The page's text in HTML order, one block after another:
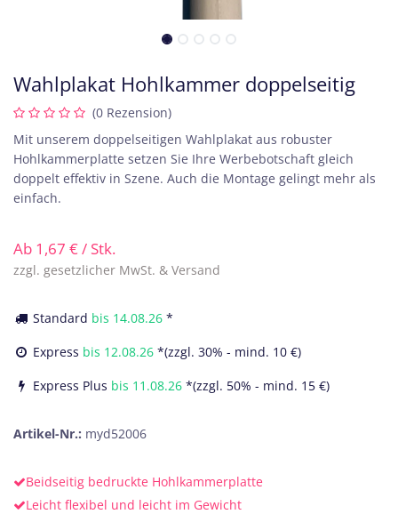
Wahlplakat Hohlkammer doppelseitig
(0 Rezension)
Mit unserem doppelseitigen Wahlplakat aus robuster
Hohlkammerplatte setzen Sie Ihre Werbebotschaft gleich
doppelt effektiv in Szene. Auch die Montage gelingt mehr als
einfach.
Ab 1,67 €/ Stk.
zzgl. gesetzlicher MwSt. & Versand
Standard bis 14.08.26 *
Express bis 12.08.26 *(zzgl. 30% - mind. 10 €)
Express Plus bis 11.08.26 *(zzgl. 50% - mind. 15 €)
Artikel-Nr.: myd52006
Beidseitig bedruckte Hohlkammerplatte
Leicht flexibel und leicht im Gewicht